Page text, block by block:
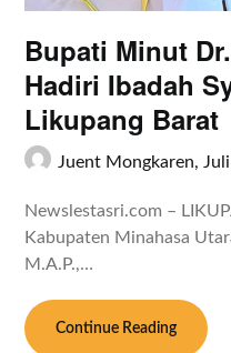
Bupati Minut
Hadiri Ibadah
Likupang Barat
Juent Mongkaren,
Newslestasri.com –
Kabupaten Minahasa
M.A.P.,…
Continue Reading